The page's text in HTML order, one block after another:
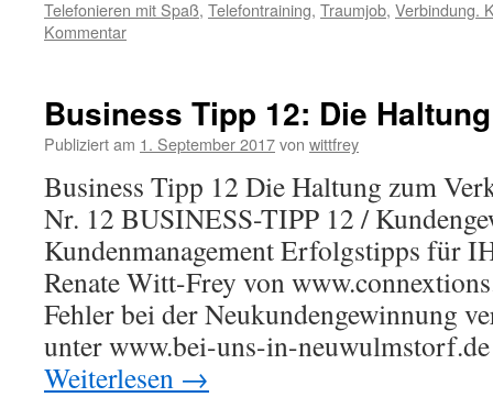
Telefonieren mit Spaß, Telefontraining, Traumjob, Verbindung.
Kommentar
Business Tipp 12: Die
Publiziert am 1. September 2017von wittfrey
Business Tipp 12 Die Haltung zum
Nr. 12 BUSINESS-TIPP 12 /
Kundenmanagement Erfolgstipps für
Renate Witt-Frey von
Fehler bei der Neukundengewinnung
unter www.bei-uns-in-
Weiterlesen →